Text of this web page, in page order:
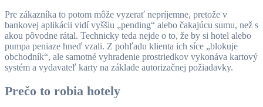
Pre zákazníka to potom môže vyzerať nepríjemne, pretože v
bankovej aplikácii vidí vyššiu „pending“ alebo čakajúcu sumu, než s
akou pôvodne rátal. Technicky teda nejde o to, že by si hotel alebo
pumpa peniaze hneď vzali. Z pohľadu klienta ich síce „blokuje
obchodník“, ale samotné vyhradenie prostriedkov vykonáva kartový
systém a vydavateľ karty na základe autorizačnej požiadavky.
Prečo to robia hotely